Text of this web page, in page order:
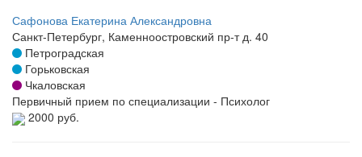
Сафонова Екатерина Александровна
Санкт-Петербург, Каменноостровский пр-т д. 40
Петроградская
Горьковская
Чкаловская
Первичный прием по специализации - Психолог
2000 руб.